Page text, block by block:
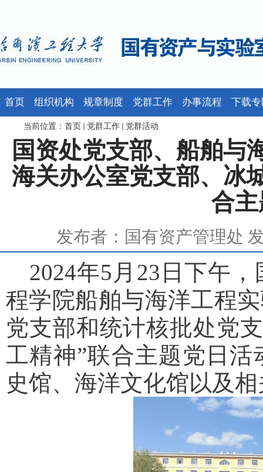
首页 组织机构 规章制度 党群工作 办事流程 下载
当前位置： 首页 党群工作 党群活动
国资处党支部、船舶与
海关办公室党支部、冰
合
发布者：国有资产管理处
2024年5 月 23 日下午
程学院船舶与海洋工程
党支部和统计核批处党
工精神”联合主题党日
史馆、海洋文化馆以及